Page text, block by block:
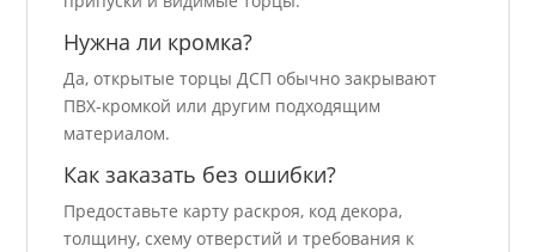
Нужна ли кромка?
Да, открытые торцы ДСП обычно закрывают
ПВХ-кромкой или другим подходящим
материалом.
Как заказать без ошибки?
Предоставьте карту раскроя, код декора,
толщину, схему отверстий и требования к